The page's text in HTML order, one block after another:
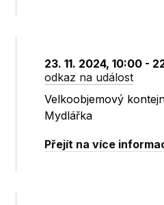
23. 11. 2024, 10:00 -
odkaz na událost
Velkoobjemový
Mydlářka
Přejít na více